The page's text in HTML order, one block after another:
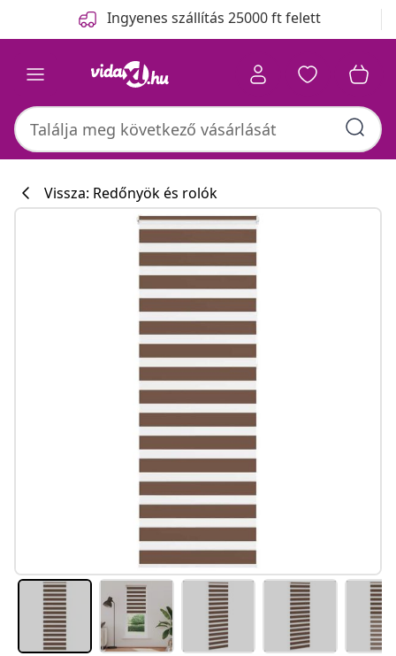
Ingyenes szállítás 25000 ft felett
Vissza: Redőnyök és rolók